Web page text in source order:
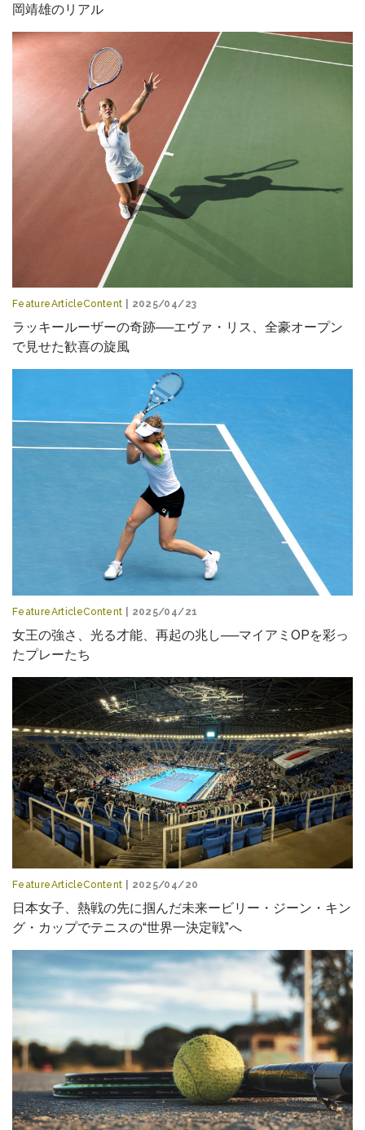
岡靖雄のリアル
FeatureArticleContent | 2025/04/23
ラッキールーザーの奇跡──エヴァ・リス、全豪オープン
で見せた歓喜の旋風
FeatureArticleContent | 2025/04/21
女王の強さ、光る才能、再起の兆し──マイアミOPを彩っ
たプレーたち
FeatureArticleContent | 2025/04/20
日本女子、熱戦の先に掴んだ未来ービリー・ジーン・キン
グ・カップでテニスの“世界一決定戦”へ